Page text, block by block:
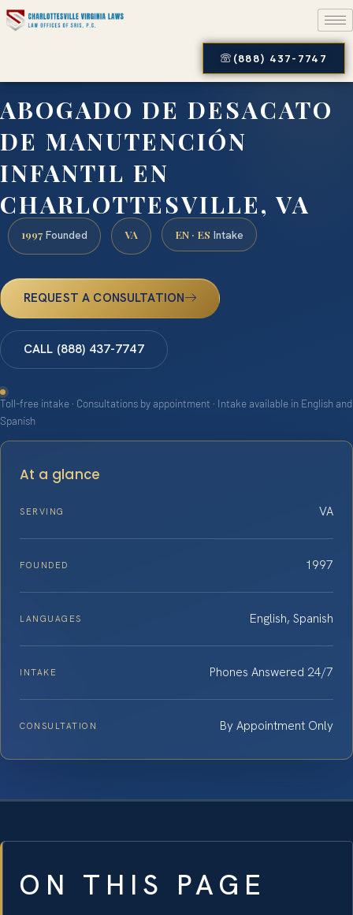
(888) 437-7747
ABOGADO DE DESACATO
DE MANUTENCIÓN
INFANTIL EN
CHARLOTTESVILLE, VA
1997 Founded VA EN · ES Intake
REQUEST A CONSULTATION
CALL (888) 437-7747
Toll-free intake · Consultations by appointment · Intake available in English and
Spanish
At a glance
SERVING VA
FOUNDED 1997
LANGUAGES English, Spanish
INTAKE Phones Answered 24/7
CONSULTATION By Appointment Only
ON THIS PAGE